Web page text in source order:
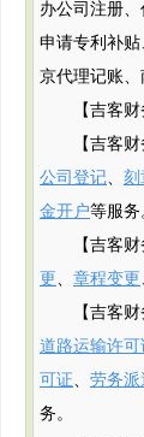
办公司注册
申请专利补
京代理记账、
【吉客
【吉客
公司登记、 刻
金开户等服务
【吉客财
更、 章程变更
【吉客财
道路运输许可
可证、 劳务派
务。